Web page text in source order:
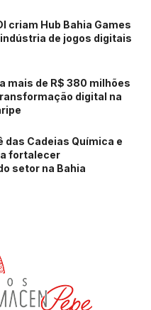
criam Hub Bahia Games
de jogos digitais
mais de R$ 380 milhões
digital na
das Cadeias Química e
fortalecer
setor na Bahia